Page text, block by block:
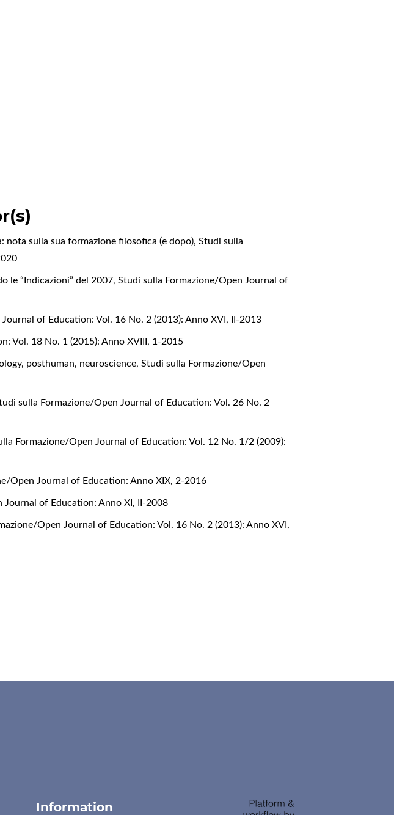
nota sulla sua formazione filosofica (e dopo),Studi sulla
le “Indicazioni” del 2007,Studi sulla Formazione/Open Journal of
of Education: Vol. 16 No. 2 (2013): Anno XVI, II-2013
Vol. 18 No. 1 (2015): Anno XVIII, 1-2015
posthuman, neuroscience,Studi sulla Formazione/Open
sulla Formazione/Open Journal of Education: Vol. 26 No. 2
Formazione/Open Journal of Education: Vol. 12 No. 1/2 (2009):
Open Journal of Education: Anno XIX, 2-2016
Journal of Education: Anno XI, II-2008
Open Journal of Education: Vol. 16 No. 2 (2013): Anno XVI,
Information